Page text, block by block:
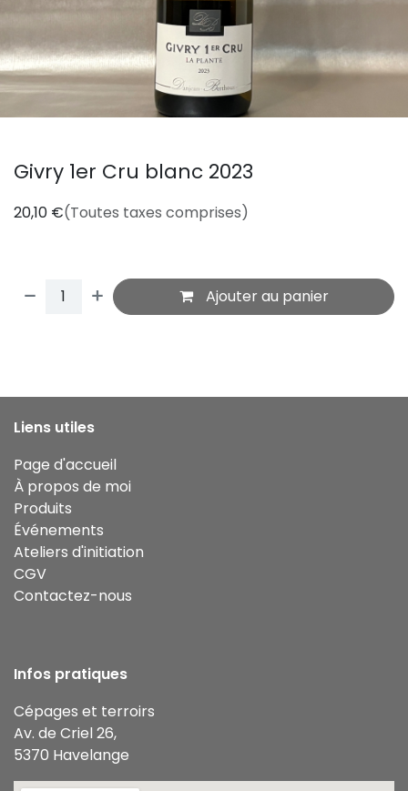
Givry 1er Cru blanc 2023
20,10 €(Toutes taxes comprises)
Ajouter au panier
Liens utiles
Page d'accueil
À propos de moi
Produits
Événements
Ateliers d'initiation
CGV
Contactez-nous
Infos pratiques
Cépages et terroirs
Av. de Criel 26,
5370 Havelange